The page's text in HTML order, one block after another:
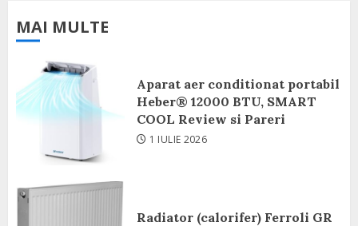
MAI MULTE
Aparat aer conditionat portabil
Heber® 12000 BTU, SMART
COOL Review si Pareri
1 IULIE 2026
Radiator (calorifer) Ferroli GR